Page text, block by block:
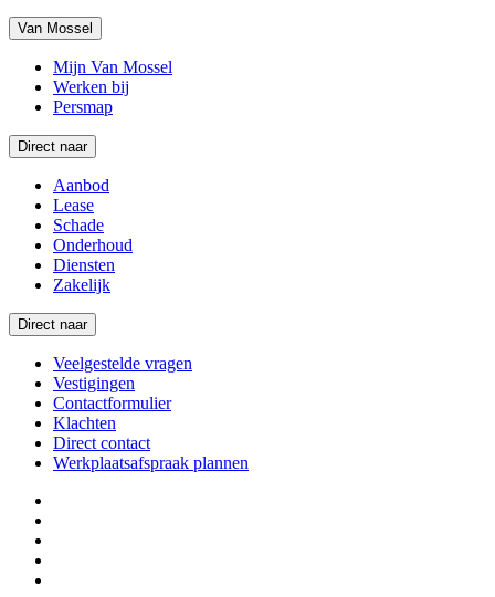
Van Mossel
Mijn Van Mossel
Werken bij
Persmap
Direct naar
Aanbod
Lease
Schade
Onderhoud
Diensten
Zakelijk
Direct naar
Veelgestelde vragen
Vestigingen
Contactformulier
Klachten
Direct contact
Werkplaatsafspraak plannen